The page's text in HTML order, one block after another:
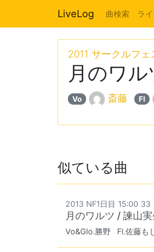
LiveLog 曲検索 ラ
2011 サークルフ
月のワ
Vo 斎藤 Fl
似ている曲
2013 NF1日目 15:00 33
月のワルツ / 諫山実
Vo&Glo.勝野 Fl.佐藤も